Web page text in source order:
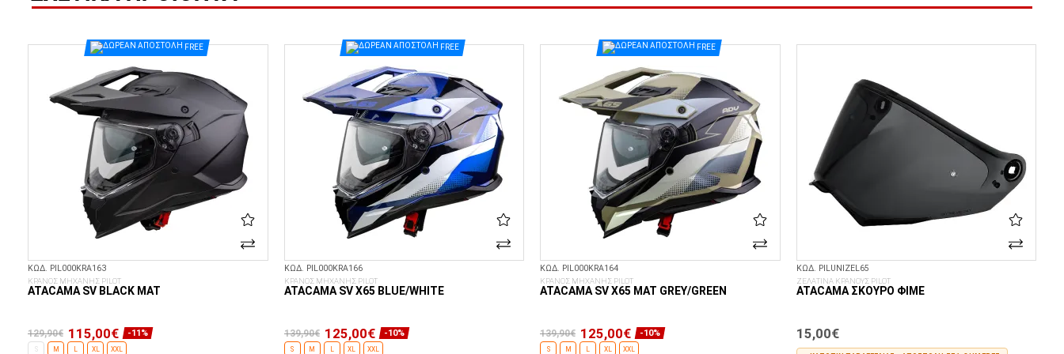
FREE
ΚΩΔ. PIL000KRA163
ΚΡΑΝΟΣ ΜΗΧΑΝΗΣ PILOT
ATACAMA SV BLACK MAT
129,90€ 115,00€ -11%
S M XL XXL
FREE
ΚΩΔ. PIL000KRA166
ΚΡΑΝΟΣ ΜΗΧΑΝΗΣ PILOT
ATACAMA SV X65 BLUE/WHITE
139,90€ 125,00€ -10%
S M XL XXL
FREE
ΚΩΔ. PIL000KRA164
ΚΡΑΝΟΣ ΜΗΧΑΝΗΣ PILOT
ATACAMA SV X65 MAT GREY/GREEN
139,90€ 125,00€ -10%
S M XL XXL
ΚΩΔ. PILUNIZEL65
ΖΕΛΑΤΙΝΑ ΚΡΑΝΟΥΣ PILOT
ATACAMA ΣΚΟΎΡΟ ΦΙΜΈ
15,00€